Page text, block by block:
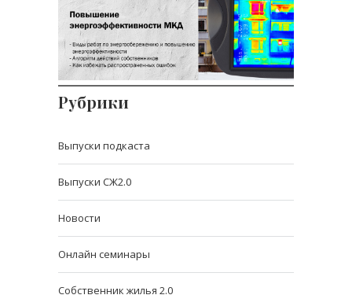
многоквартирного дома.
Как начать платить
меньше
О способах повышения
энергоэффективности дома
Рубрики
Выпуски подкаста
Выпуски СЖ2.0
Новости
Онлайн семинары
Собственник жилья 2.0